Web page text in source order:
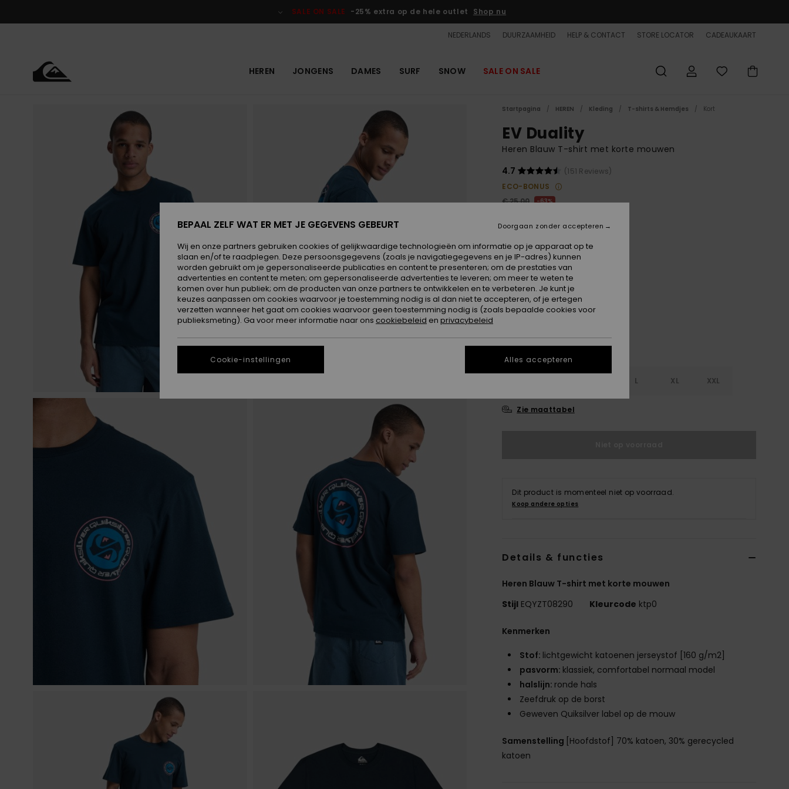
SALE ON SALE -25% extra op de hele outlet Shop nu
NEDERLANDS DUURZAAMHEID HELP & CONTACT STORE LOCATOR CADEAUKAART
HEREN JONGENS DAMES SURF SNOW SALE ON SALE
Startpagina HEREN Kleding T-shirts & Hemdjes Kort
EV Duality
Heren Blauw T-shirt met korte mouwen
4.7
(151 Reviews)
ECO-BONUS
€ 25,00
63%
SALE ON SALE EXTRA 25% OFF
KleurDark Navy
L XL XXL
Zie maattabel
Dit product is momenteel niet op voorraad.
Koop andere opties
Details & functies
Heren Blauw T-shirt met korte mouwen
Stijl EQYZT08290 Kleurcode ktp0
Kenmerken
Stof: lichtgewicht katoenen jerseystof [160 g/m2]
pasvorm: klassiek, comfortabel normaal model
halslijn: ronde hals
Zeefdruk op de borst
Geweven Quiksilver label op de mouw
Samenstelling [Hoofdstof] 70% katoen, 30% gerecycled
katoen
BEPAAL ZELF WAT ER MET JE GEGEVENS GEBEURT
Wij en onze partners gebruiken cookies of gelijkwaardige technologieën om informatie op je apparaat op te
slaan en/of te raadplegen. Deze persoonsgegevens (zoals je navigatiegegevens en je IP-adres) kunnen
worden gebruikt om je gepersonaliseerde publicaties en content te presenteren; om de prestaties van
advertenties en content te meten; om gepersonaliseerde advertenties te leveren; om meer te weten te
komen over hun publiek; om de producten van onze partners te ontwikkelen en te verbeteren. Je kunt je
keuzes aanpassen om cookies waarvoor je toestemming nodig is al dan niet te accepteren, of je ertegen
verzetten wanneer het gaat om cookies waarvoor geen toestemming nodig is (zoals bepaalde cookies voor
publieksmeting). Ga voor meer informatie naar ons cookiebeleid en privacybeleid
Cookie-instellingen
Doorgaan zonder accepteren
Alles accepteren